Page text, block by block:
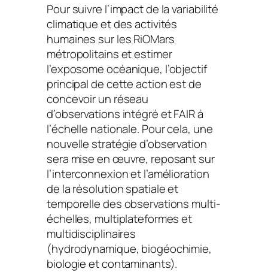
Pour suivre l’impact de la variabilité
climatique et des activités
humaines sur les RiOMars
métropolitains et estimer
l’exposome océanique, l’objectif
principal de cette action est de
concevoir un réseau
d’observations intégré et FAIR à
l’échelle nationale. Pour cela, une
nouvelle stratégie d’observation
sera mise en œuvre, reposant sur
l’interconnexion et l’amélioration
de la résolution spatiale et
temporelle des observations multi-
échelles, multiplateformes et
multidisciplinaires
(hydrodynamique, biogéochimie,
biologie et contaminants).